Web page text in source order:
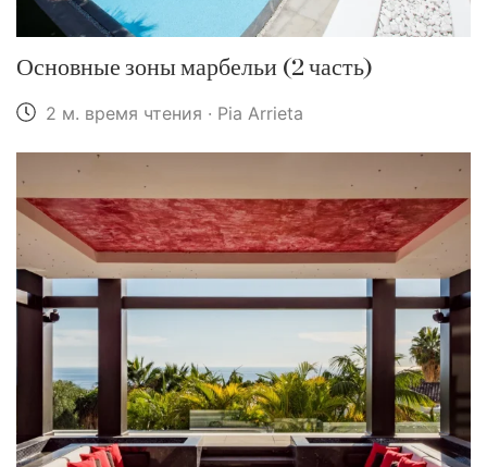
Основные зоны марбельи (2 часть)
2 м. время чтения · Pia Arrieta